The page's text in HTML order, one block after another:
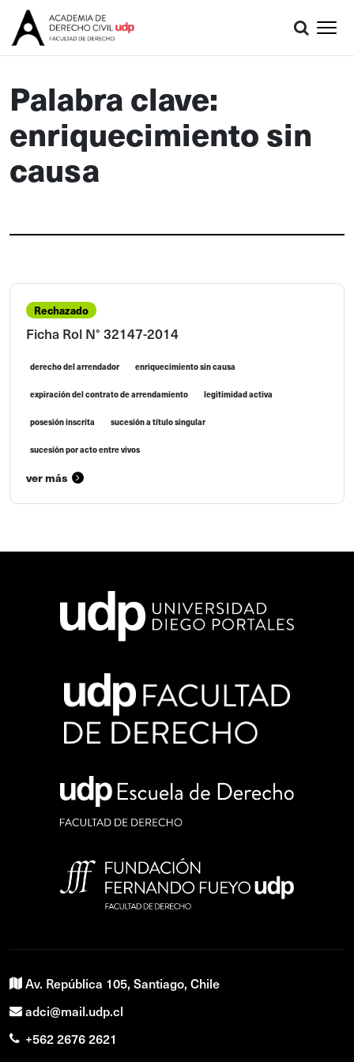
Palabra clave:
enriquecimiento sin
causa
Rechazado
Ficha Rol N° 32147-2014
derecho del arrendador enriquecimiento sin causa
expiración del contrato de arrendamiento legitimidad activa
posesión inscrita sucesión a título singular
sucesión por acto entre vivos
ver más
Av. República 105, Santiago, Chile
adci@mail.udp.cl
+562 2676 2621